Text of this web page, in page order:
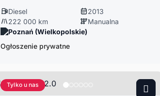
Diesel
2013
222 000 km
Manualna
Poznań (Wielkopolskie)
Ogłoszenie prywatne
Tylko u nas